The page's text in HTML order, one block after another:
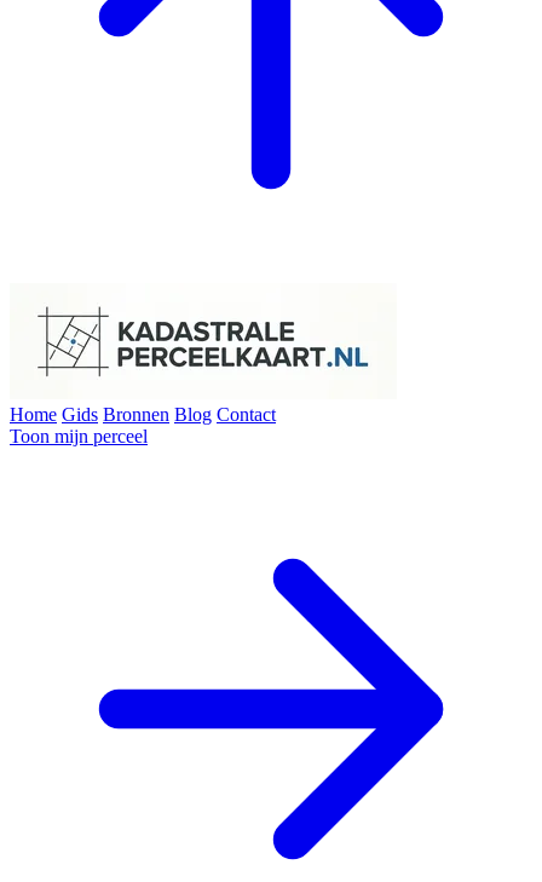
Home Gids Bronnen Blog Contact
Toon mijn perceel